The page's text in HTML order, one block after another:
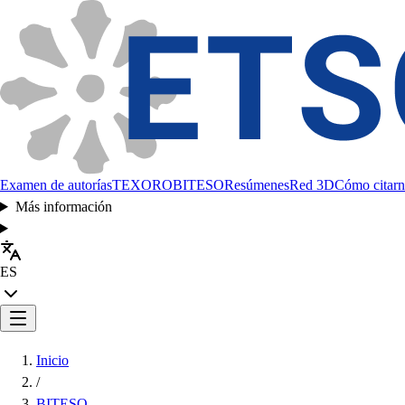
Examen de autoríasTEXOROBITESOResúmenesRed 3DCómo
Más información
ES
Inicio
/